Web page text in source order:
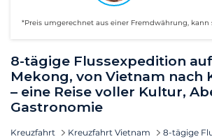
8-tägige Flussexpedition
Mekong, von Vietnam nach
– eine Reise voller Kultur,
Gastronomie
Kreuzfahrt Kreuzfahrt Vietnam
8-tägige
*Preis umgerechnet aus einer Fremdwährung, kann